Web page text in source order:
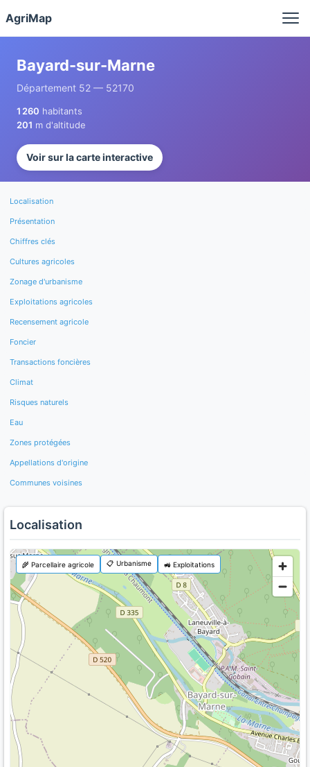
AgriMap
Bayard-sur-Marne
Département 52 — 52170
1 260 habitants
201 m d'altitude
Voir sur la carte interactive
Localisation
Présentation
Chiffres clés
Cultures agricoles
Zonage d'urbanisme
Exploitations agricoles
Recensement agricole
Foncier
Transactions foncières
Climat
Risques naturels
Eau
Zones protégées
Appellations d'origine
Communes voisines
Localisation
🌾 Parcellaire agricole 📋 Urbanisme 🚜 Exploitations